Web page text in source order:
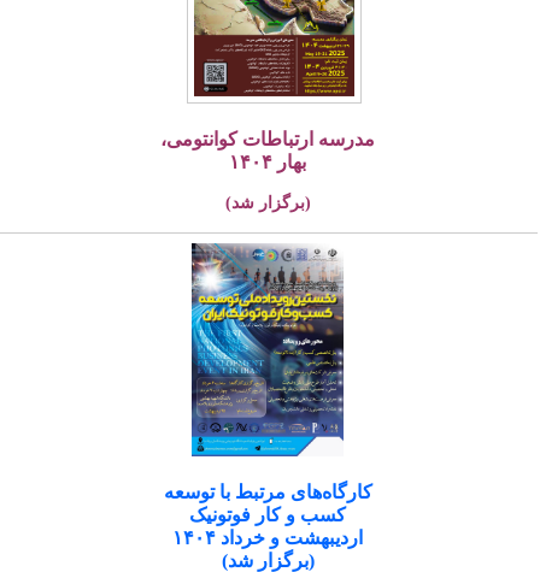
مدرسه ارتباطات کوانتومی،
بهار ۱۴۰۴
(برگزار شد)
کارگاه‌های مرتبط با توسعه
کسب و کار فوتونیک
اردیبهشت و خرداد ۱۴۰۴
(برگزار شد)